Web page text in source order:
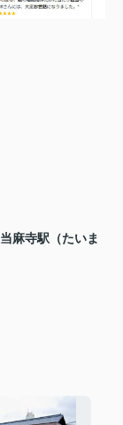
麻寺駅（たいま